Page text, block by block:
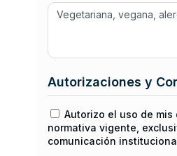
Autorizaciones y
Autorizo el uso de
normativa vigente,
comunicación